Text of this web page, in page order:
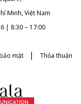
Minh, Việt Nam
| 8:30 – 17:00
mật |
Thỏa thuận